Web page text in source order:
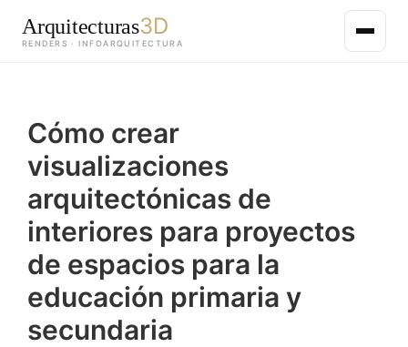
Arquitecturas3D
RENDERS · INFOARQUITECTURA
contenido
principal
Cómo crear
visualizaciones
arquitectónicas de
interiores para proyectos
de espacios para la
educación primaria y
secundaria